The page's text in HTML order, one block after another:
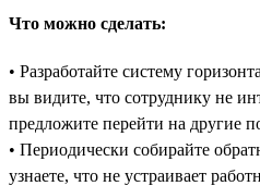
Что можно сделать:
• Разработайте систему
вы видите, что сотруднику не
предложите перейти на другие
• Периодически собирайте
узнаете, что не устраивает